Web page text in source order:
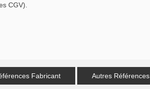
CGV).
Fabricant Autres Références